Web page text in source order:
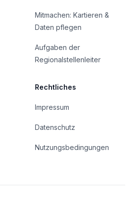
Mitmachen: Kartieren &
Daten pflegen
Aufgaben der
Regionalstellenleiter
Rechtliches
Impressum
Datenschutz
Nutzungsbedingungen